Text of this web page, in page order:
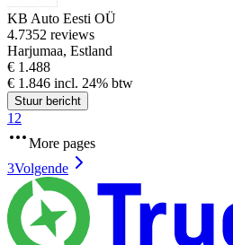
KB Auto Eesti OÜ
4.7352 reviews
Harjumaa, Estland
€ 1.488
€ 1.846 incl. 24% btw
Stuur bericht
1 2
More pages
3Volgende